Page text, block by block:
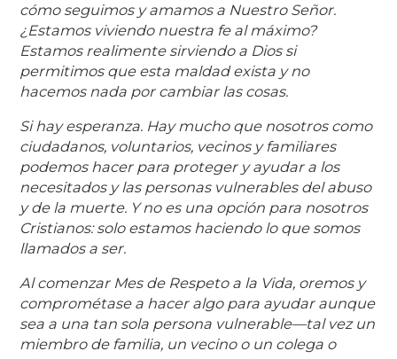
cómo seguimos y amamos a Nuestro Señor.
¿Estamos viviendo nuestra fe al máximo?
Estamos realimente sirviendo a Dios si
permitimos que esta maldad exista y no
hacemos nada por cambiar las cosas.
Si hay esperanza. Hay mucho que nosotros como
ciudadanos, voluntarios, vecinos y familiares
podemos hacer para proteger y ayudar a los
necesitados y las personas vulnerables del abuso
y de la muerte. Y no es una opción para nosotros
Cristianos: solo estamos haciendo lo que somos
llamados a ser.
Al comenzar Mes de Respeto a la Vida, oremos y
comprométase a hacer algo para ayudar aunque
sea a una tan sola persona vulnerable—tal vez un
miembro de familia, un vecino o un colega o